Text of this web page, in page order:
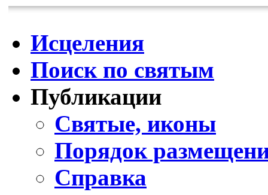
Исцеления
Поиск по святым
Публикации
Святые, иконы
Порядок
Справка